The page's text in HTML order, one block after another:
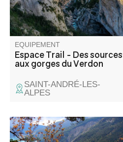
découverte du territoire et de
ses sites emblématiques.
EQUIPEMENT
Espace Trail - Des sources
aux gorges du Verdon
SAINT-ANDRÉ-LES-
ALPES
Cette randonnée, facile et très